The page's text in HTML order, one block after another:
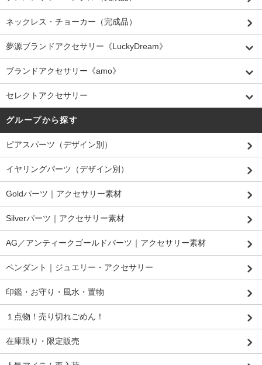
ネックレス・チョーカー（完成品）
夢源ブランドアクセサリー《LuckyDream》
ブランドアクセサリー《amo》
セレクトアクセサリー
グループから探す
ピアスパーツ（デザイン別）
イヤリングパーツ（デザイン別）
Goldパーツ｜アクセサリー素材
Silverパーツ｜アクセサリー素材
AG／アンティークゴールドパーツ｜アクセサリー素材
ペンダント｜ジュエリー・アクセサリー
印鑑・お守り・風水・置物
１点物！売り切れごめん！
在庫限り・限定販売